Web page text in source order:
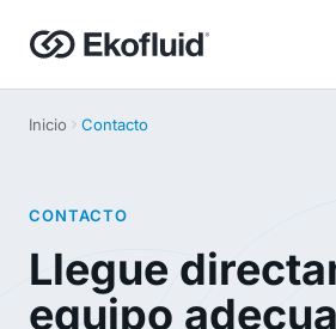
Productos
Equipos de regeneración de
Servicios in situ
Soluciones de alquiler
Inicio Contacto
CONTACTO
Llegue
equipo